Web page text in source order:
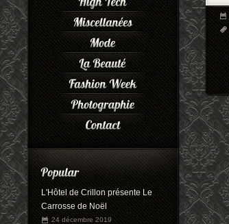
L'Hôtel de Crillon présente Le
Carrosse de Noël
24 décembre 2019